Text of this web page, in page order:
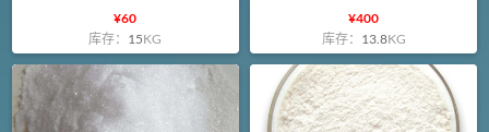
¥60
库存： 15KG
¥400
库存： 13.8KG